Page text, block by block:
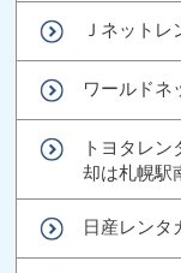
Ｊネット
ワールドネ
トヨタレ
却は札幌駅
日産レンタ